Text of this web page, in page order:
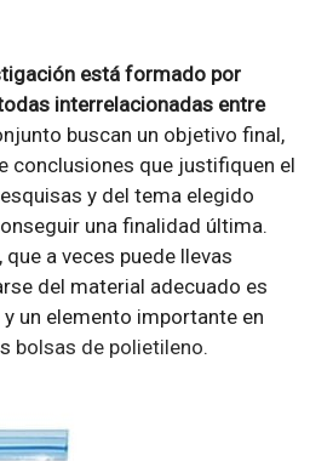
está formado por
interrelacionadas entre
buscan un objetivo final,
conclusiones que justifiquen el
y del tema elegido
una finalidad última.
a veces puede llevas
del material adecuado es
un elemento importante en
bolsas de polietileno.